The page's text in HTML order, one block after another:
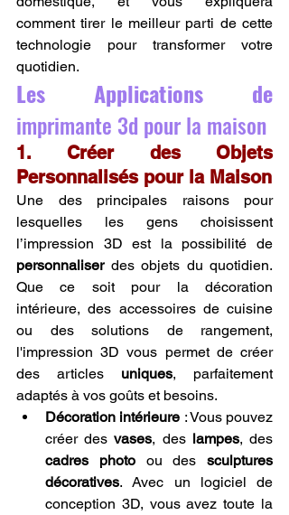
comment tirer le meilleur parti de cette
technologie pour transformer votre
quotidien.
imprimante 3d pour la maison
1. Créer des Objets
Personnalisés pour la Maison
Une des principales raisons pour
lesquelles les gens choisissent
personnaliser des objets du quotidien.
Que ce soit pour la décoration
intérieure, des accessoires de cuisine
ou des solutions de rangement,
l'impression 3D vous permet de créer
des articles uniques, parfaitement
adaptés à vos goûts et besoins.
Décoration intérieure : Vous pouvez
créer des vases, des lampes
cadres photo ou des sculptures
décoratives. Avec un logiciel de
conception 3D, vous avez toute la